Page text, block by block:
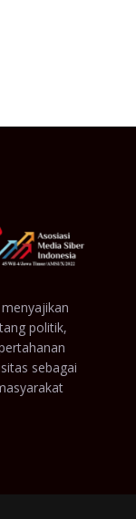
politik,
sebagai